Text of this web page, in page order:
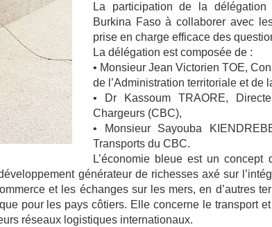
La participation de la délégation
Burkina Faso à collaborer avec
prise en charge efficace des
La délégation est composée de :
• Monsieur Jean Victorien TOE,
de l’Administration territoriale et de
• Dr Kassoum TRAORE,
Chargeurs (CBC),
• Monsieur Sayouba
Transports du CBC.
L’économie bleue est un
générateur de richesses axé sur
et les échanges sur les mers, en d’autres
pour les pays côtiers. Elle concerne le transport
réseaux logistiques internationaux.